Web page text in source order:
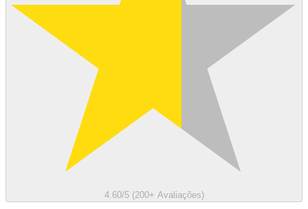
4.60/5 (200+ Avaliações)